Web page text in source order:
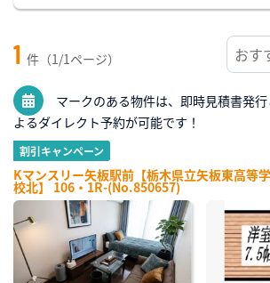
1 件（1/1ページ）
マークのある物件は、即時見積書発
よるダイレクト予約が可能です！
割引キャンペーン
Kマンスリー矢板駅前【栃木県立矢板東高等
校北】 106・1R-(No.850657)